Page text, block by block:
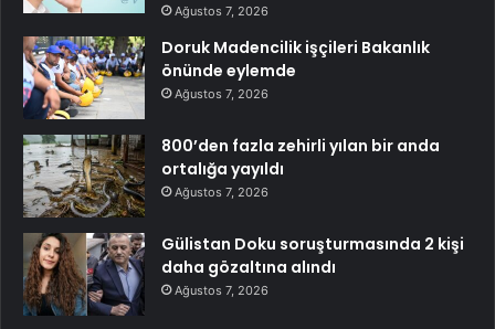
Ağustos 7, 2026
Doruk Madencilik işçileri Bakanlık
önünde eylemde
Ağustos 7, 2026
800’den fazla zehirli yılan bir anda
ortalığa yayıldı
Ağustos 7, 2026
Gülistan Doku soruşturmasında 2 kişi
daha gözaltına alındı
Ağustos 7, 2026